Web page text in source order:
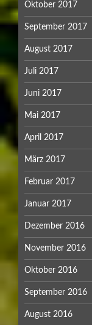
Oktober 2017
September 2017
August 2017
Juli 2017
Juni 2017
Mai 2017
April 2017
März 2017
Februar 2017
Januar 2017
Dezember 2016
November 2016
Oktober 2016
September 2016
August 2016